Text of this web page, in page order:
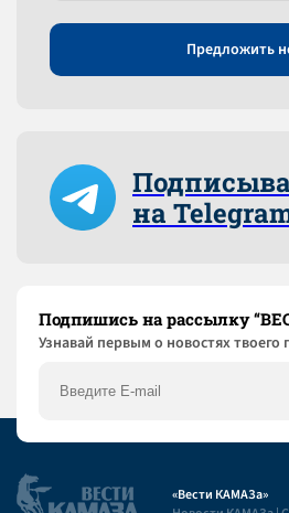
Предложить
на
Подпишись на рассылку
Узнaвай первым о новостях твоего
«Вести КАМАЗа»